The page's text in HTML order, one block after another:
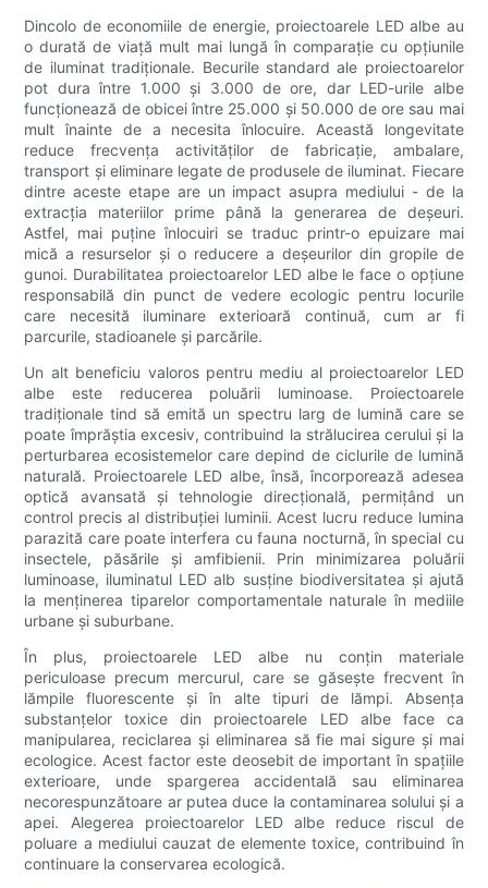
Dincolo de economiile de energie, proiectoarele LED albe au
o durată de viață mult mai lungă în comparație cu opțiunile
de iluminat tradiționale. Becurile standard ale proiectoarelor
pot dura între 1.000 și 3.000 de ore, dar LED-urile albe
funcționează de obicei între 25.000 și 50.000 de ore sau mai
mult înainte de a necesita înlocuire. Această longevitate
reduce frecvența activităților de fabricație, ambalare,
transport și eliminare legate de produsele de iluminat. Fiecare
dintre aceste etape are un impact asupra mediului - de la
extracția materiilor prime până la generarea de deșeuri.
Astfel, mai puține înlocuiri se traduc printr-o epuizare mai
mică a resurselor și o reducere a deșeurilor din gropile de
gunoi. Durabilitatea proiectoarelor LED albe le face o opțiune
responsabilă din punct de vedere ecologic pentru locurile
care necesită iluminare exterioară continuă, cum ar fi
parcurile, stadioanele și parcările.
Un alt beneficiu valoros pentru mediu al proiectoarelor LED
albe este reducerea poluării luminoase. Proiectoarele
tradiționale tind să emită un spectru larg de lumină care se
poate împrăștia excesiv, contribuind la strălucirea cerului și la
perturbarea ecosistemelor care depind de ciclurile de lumină
naturală. Proiectoarele LED albe, însă, încorporează adesea
optică avansată și tehnologie direcțională, permițând un
control precis al distribuției luminii. Acest lucru reduce lumina
parazită care poate interfera cu fauna nocturnă, în special cu
insectele, păsările și amfibienii. Prin minimizarea poluării
luminoase, iluminatul LED alb susține biodiversitatea și ajută
la menținerea tiparelor comportamentale naturale în mediile
urbane și suburbane.
În plus, proiectoarele LED albe nu conțin materiale
periculoase precum mercurul, care se găsește frecvent în
lămpile fluorescente și în alte tipuri de lămpi. Absența
substanțelor toxice din proiectoarele LED albe face ca
manipularea, reciclarea și eliminarea să fie mai sigure și mai
ecologice. Acest factor este deosebit de important în spațiile
exterioare, unde spargerea accidentală sau eliminarea
necorespunzătoare ar putea duce la contaminarea solului și a
apei. Alegerea proiectoarelor LED albe reduce riscul de
poluare a mediului cauzat de elemente toxice, contribuind în
continuare la conservarea ecologică.